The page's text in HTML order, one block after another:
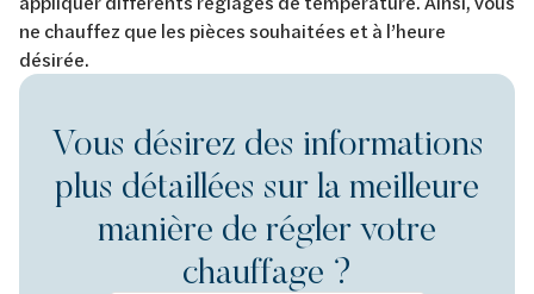
ne chauffez que les pièces souhaitées et à l’heure
désirée.
Vous désirez des informations
plus détaillées sur la meilleure
manière de régler votre
chauffage ?